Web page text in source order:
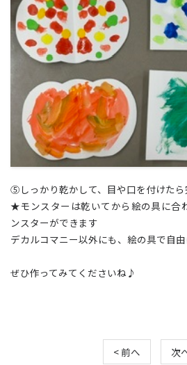
⑤しっかり乾かして、目や口を付けたら
★モンスターは乾いてから絵の具に合
ンスターができます
デカルコマニー以外にも、絵の具で自
ぜひ作ってみてくださいね♪
< 前へ 次